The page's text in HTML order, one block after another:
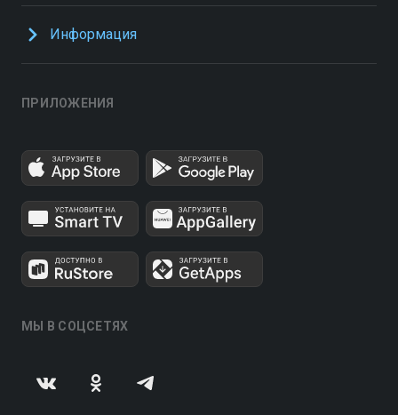
Информация
ПРИЛОЖЕНИЯ
МЫ В СОЦСЕТЯХ